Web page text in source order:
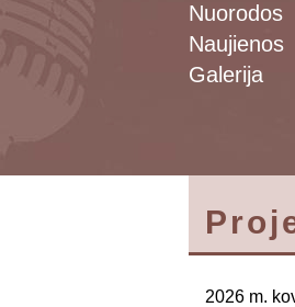
Nuorodos
Naujienos
Galerija
2026 m.